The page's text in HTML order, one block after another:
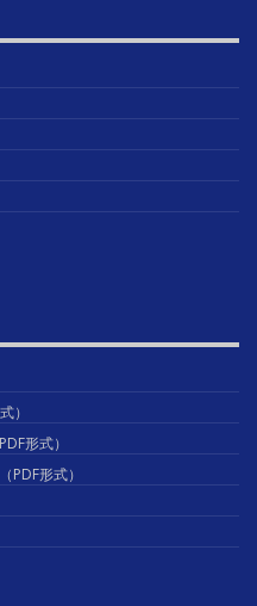
）
形式）
PDF形式）